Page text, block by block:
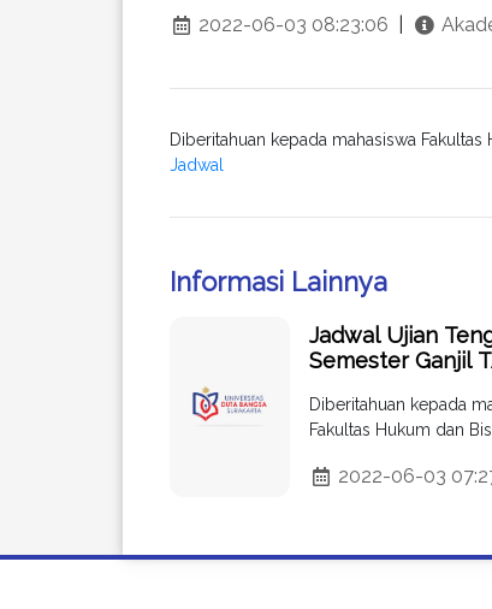
2022-06-03 08:23:06
Diberitahuan kepada mahasiswa
Jadwal
Informasi Lainnya
Jadwal Ujian
Semester Ganjil
Hukum dan Bisnis
Universitas Duta
Surakarta
Diberitahuan kepada
Fakultas Hukum dan
2022-06-03